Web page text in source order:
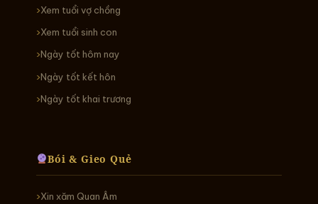
Xem tuổi vợ chồng
Xem tuổi sinh con
Ngày tốt hôm nay
Ngày tốt kết hôn
Ngày tốt khai trương
Bói & Gieo Quẻ
Xin xăm Quan Âm